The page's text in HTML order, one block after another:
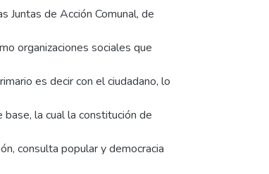
Juntas de Acción Comunal, de
organizaciones sociales que
es decir con el ciudadano, lo
la cual la constitución de
consulta popular y democracia